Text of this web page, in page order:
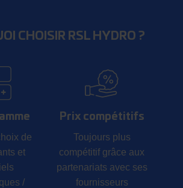
CHOISIR RSL HYDRO ?
de
et
/
Prix compétitifs
Toujours plus
compétitif grâce aux
partenariats avec ses
fournisseurs